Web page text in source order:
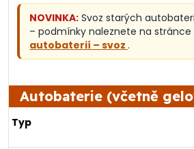
NOVINKA: Svoz starých
– podmínky naleznete na stránce
autobaterií – svoz .
Autobaterie (včetně
Typ